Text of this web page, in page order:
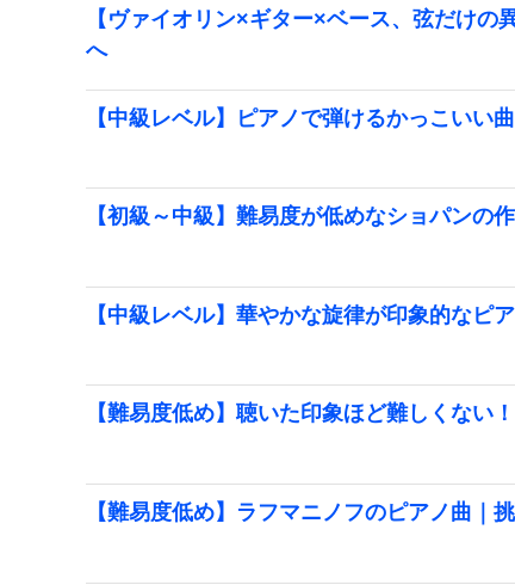
【ヴァイオリン×ギター×ベース、弦だけ
へ
【中級レベル】ピアノで弾けるかっこいい
【初級～中級】難易度が低めなショパンの
【中級レベル】華やかな旋律が印象的なピ
【難易度低め】聴いた印象ほど難しくない
【難易度低め】ラフマニノフのピアノ曲｜